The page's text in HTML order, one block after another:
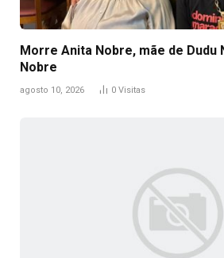
Morre Anita Nobre, mãe de Dudu
Nobre
agosto 10, 2026 0 Visitas